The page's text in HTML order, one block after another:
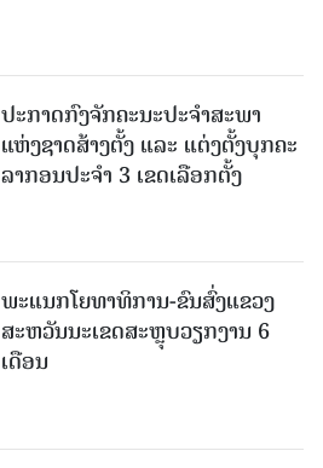
ປະກາດກົງຈັກຄະນະປະຈໍາສະພາ
ແຫ່ງຊາດສ້າງຕັ້ງ ແລະ ແຕ່ງຕັ້ງບຸກຄະ
ລາກອນປະຈໍາ 3 ເຂດເລືອກຕັ້ງ
ພະແນກໂຍທາທິການ-ຂົນສົ່ງແຂວງ
ສະຫວັນນະເຂດສະຫຼຸບວຽກງານ 6
ເດືອນ